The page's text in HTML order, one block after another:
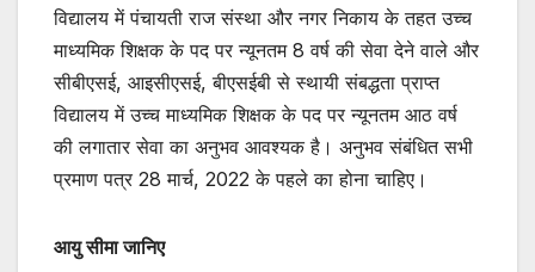
विद्यालय में पंचायती राज संस्था और नगर निकाय के तहत उच्च
माध्यमिक शिक्षक के पद पर न्यूनतम 8 वर्ष की सेवा देने वाले और
सीबीएसई, आइसीएसई, बीएसईबी से स्थायी संबद्धता प्राप्त
विद्यालय में उच्च माध्यमिक शिक्षक के पद पर न्यूनतम आठ वर्ष
की लगातार सेवा का अनुभव आवश्यक है। अनुभव संबंधित सभी
प्रमाण पत्र 28 मार्च, 2022 के पहले का होना चाहिए।
आयु सीमा जानिए